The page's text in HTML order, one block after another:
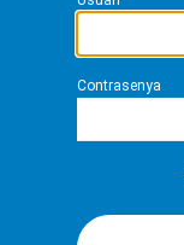
Contrasenya